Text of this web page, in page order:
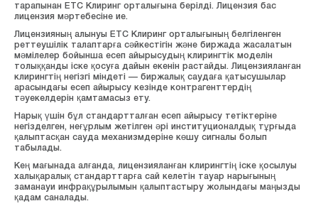
тарапынан ЕТС Клиринг орталығына берілді. Лицензия бас
лицензия мәртебесіне ие.
Лицензияның алынуы ЕТС Клиринг орталығының белгіленген
реттеушілік талаптарға сәйкестігін және биржада жасалатын
мәмілелер бойынша есеп айырысудың клирингтік моделін
толыққанды іске қосуға дайын екенін растайды. Лицензияланған
клирингтің негізгі міндеті — биржалық саудаға қатысушылар
арасындағы есеп айырысу кезінде контрагенттердің
тәуекелдерін қамтамасыз ету.
Нарық үшін бұл стандартталған есеп айырысу тетіктеріне
негізделген, неғұрлым жетілген әрі институционалдық тұрғыда
қалыптасқан сауда механизмдеріне көшу сигналы болып
табылады.
Кең мағынада алғанда, лицензияланған клирингтің іске қосылуы
халықаралық стандарттарға сай келетін тауар нарығының
заманауи инфрақұрылымын қалыптастыру жолындағы маңызды
қадам саналады.